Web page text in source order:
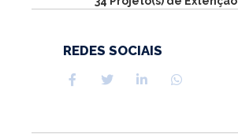
REDES SOCIAIS